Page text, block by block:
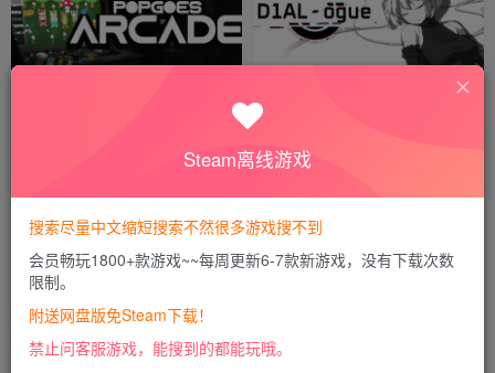
会员专属
Steam离线游戏
搜索尽量中文缩短搜索不然很多游戏搜不到
会员畅玩1800+款游戏~~每周更新6-7款新游戏，没有下载次数
限制。
附送网盘版免Steam下载！
禁止问客服游戏，能搜到的都能玩哦。